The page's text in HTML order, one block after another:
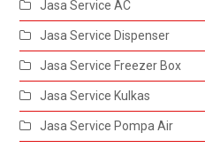
Jasa Service AC
Jasa Service Dispenser
Jasa Service Freezer Box
Jasa Service Kulkas
Jasa Service Pompa Air